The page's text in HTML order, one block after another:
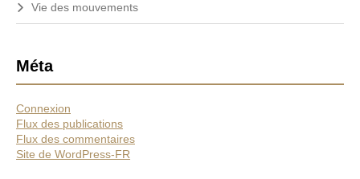
Vie des mouvements
Méta
Connexion
Flux des publications
Flux des commentaires
Site de WordPress-FR